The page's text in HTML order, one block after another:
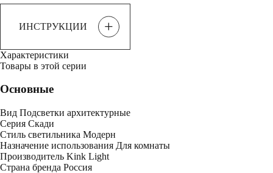
ИНСТРУКЦИИ +
Характеристики
Товары в этой серии
Основные
Вид Подсветки архитектурные
Серия Скади
Стиль светильника Модерн
Назначение использования Для комнаты
Производитель Kink Light
Страна бренда Россия